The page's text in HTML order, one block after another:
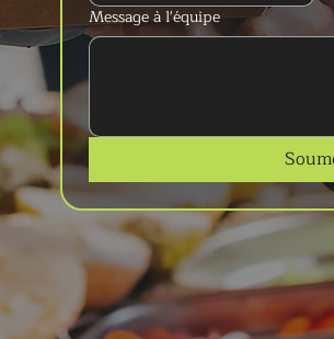
Message à l'équipe